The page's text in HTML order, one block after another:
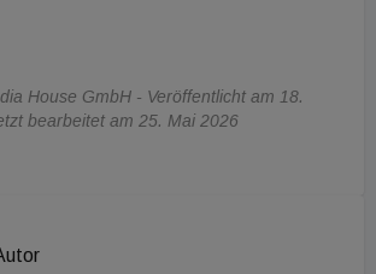
House GmbH - Veröffentlicht am 18.
bearbeitet am 25. Mai 2026